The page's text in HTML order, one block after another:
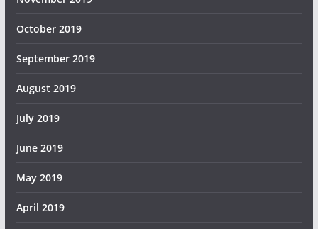
October 2019
September 2019
August 2019
July 2019
June 2019
May 2019
April 2019